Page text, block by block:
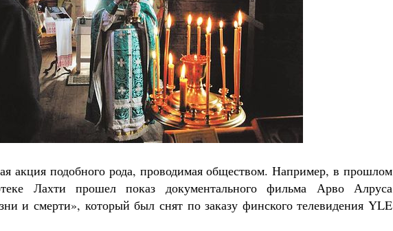
акция подобного рода, проводимая обществом. Например, в прошлом
Лахти прошел показ документального фильма Арво Алруса
и смерти», который был снят по заказу финского телевидения YLE